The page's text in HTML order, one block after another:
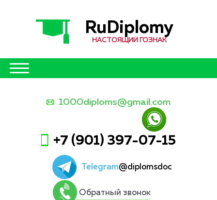
RuDiplomy
НАСТОЯЩИЙ ГОЗНАК
1000diploms@gmail.com
+7 (901) 397-07-15
Telegram@diplomsdoc
Обратный звонок